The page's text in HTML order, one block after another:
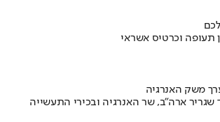
משק האנרגיה
ארה"ב, שר האנרגיה ובכירי התעשייה